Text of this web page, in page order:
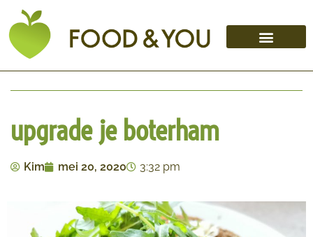
upgrade je boterham
Kim mei 20, 2020 3:32 pm